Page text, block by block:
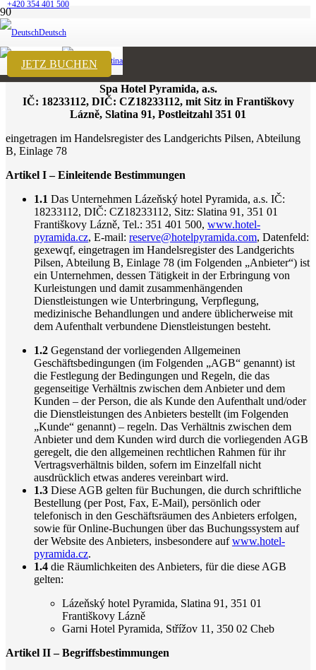
+420 354 401 500
Deutsch
English Čeština
JETZ BUCHEN
Allgemeine Bedingungen und
Konditionen
Spa Hotel Pyramida, a.s.
IČ: 18233112, DIČ: CZ18233112, mit Sitz in Františkovy
Lázně, Slatina 91, Postleitzahl 351 01
eingetragen im Handelsregister des Landgerichts Pilsen, Abteilung
B, Einlage 78
Artikel I – Einleitende Bestimmungen
1.1 Das Unternehmen Lázeňský hotel Pyramida, a.s. IČ:
18233112, DIČ: CZ18233112, Sitz: Slatina 91, 351 01
Františkovy Lázně, Tel.: 351 401 500, www.hotel-
pyramida.cz, E-mail: reserve@hotelpyramida.com, Datenfeld:
gexewqf, eingetragen im Handelsregister des Landgerichts
Pilsen, Abteilung B, Einlage 78 (im Folgenden „Anbieter“) ist
ein Unternehmen, dessen Tätigkeit in der Erbringung von
Kurleistungen und damit zusammenhängenden
Dienstleistungen wie Unterbringung, Verpflegung,
medizinische Behandlungen und andere üblicherweise mit
dem Aufenthalt verbundene Dienstleistungen besteht.
1.2 Gegenstand der vorliegenden Allgemeinen
Geschäftsbedingungen (im Folgenden „AGB“ genannt) ist
die Festlegung der Bedingungen und Regeln, die das
gegenseitige Verhältnis zwischen dem Anbieter und dem
Kunden – der Person, die als Kunde den Aufenthalt und/oder
die Dienstleistungen des Anbieters bestellt (im Folgenden
„Kunde“ genannt) – regeln. Das Verhältnis zwischen dem
Anbieter und dem Kunden wird durch die vorliegenden AGB
geregelt, die den allgemeinen rechtlichen Rahmen für ihr
Vertragsverhältnis bilden, sofern im Einzelfall nicht
ausdrücklich etwas anderes vereinbart wird.
1.3 Diese AGB gelten für Buchungen, die durch schriftliche
Bestellung (per Post, Fax, E-Mail), persönlich oder
telefonisch in den Geschäftsräumen des Anbieters erfolgen,
sowie für Online-Buchungen über das Buchungssystem auf
der Website des Anbieters, insbesondere aufwww.hotel-
pyramida.cz.
1.4 die Räumlichkeiten des Anbieters, für die diese AGB
gelten:
Lázeňský hotel Pyramida, Slatina 91, 351 01
Františkovy Lázně
Garni Hotel Pyramida, Střížov 11, 350 02 Cheb
Artikel II – Begriffsbestimmungen